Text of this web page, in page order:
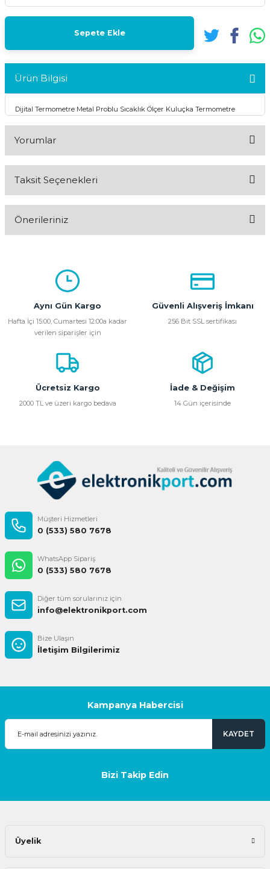
Sepete Ekle
Ürün Bilgisi
Dijital Termometre Metal Problu Sıcaklık Ölçer Kuluçka Termometre
Yorumlar
Taksit Seçenekleri
Önerileriniz
kullanarak tarafımıza iletebilirsiniz.
Görüş ve önerileriniz için teşekkür ederiz.
Ürün açıklamasında eksik bilgiler bulunuyor.
Ürün bilgilerinde hatalar bulunuyor.
Ürün fiyatı diğer sitelerden daha pahalı.
Bu ürüne benzer farklı alternatifler olmalı.
Aynı Gün Kargo
Hafta İçi 15:00, Cumartesi 12:00a kadar
verilen siparişler için
Güvenli Alışveriş İmkanı
256 Bit SSL sertifikası
Ücretsiz Kargo
2000 TL ve üzeri kargo bedava
İade & Değişim
14 Gün içerisinde
Müşteri Hizmetleri
0 (533) 580 7678
WhatsApp Sipariş
0 (533) 580 7678
Diğer tüm sorularınız için
info@elektronikport.com
Bize Ulaşın
İletişim Bilgilerimiz
Kampanya Habercisi
KAYDET
Bizi Takip Edin
Üyelik